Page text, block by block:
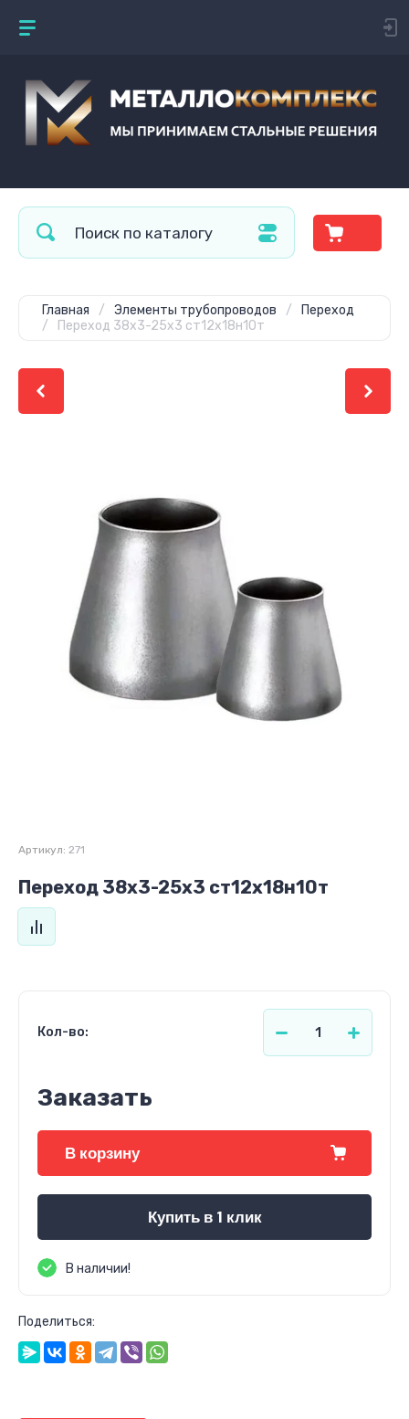
Главная / Элементы трубопроводов /
Переход
/
Переход 38х3-25х3 ст12х18н10т
Артикул: 271
Переход 38х3-25х3 ст12х18н10т
Кол-во:
Заказать
В корзину
Купить в 1 клик
В наличии!
Поделиться: